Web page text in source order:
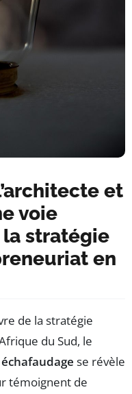
et
voie
stratégie
en
de la stratégie
du Sud, le
échafaudage se révèle
témoignent de